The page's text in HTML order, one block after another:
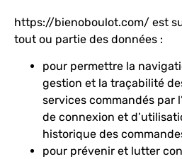
https://bienoboulot.com/ est
tout ou partie des données :
pour permettre la
gestion et la traçabilité
services commandés par
de connexion et
historique des
pour prévenir et lutter